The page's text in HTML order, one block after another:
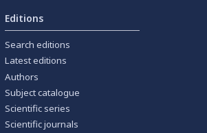
Editions
Search editions
Latest editions
Authors
Subject catalogue
Scientific series
Scientific journals